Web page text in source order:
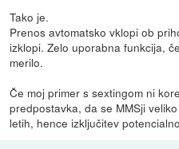
Tako je.
Prenos avtomatsko vklopi ob
izklopi. Zelo uporabna funkcija,
merilo.
Če moj primer s sextingom ni
predpostavka, da se MMSji
letih, hence izključitev